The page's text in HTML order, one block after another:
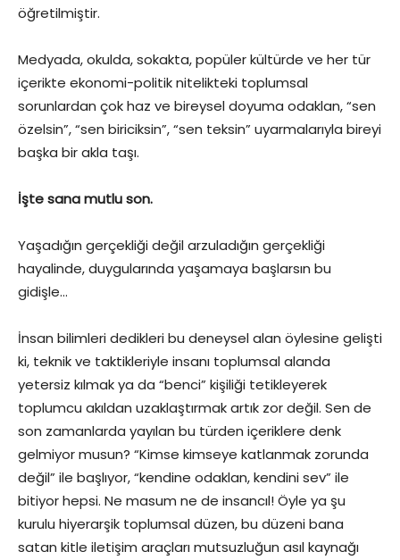
öğretilmiştir.
Medyada, okulda, sokakta, popüler kültürde ve her tür
içerikte ekonomi-politik nitelikteki toplumsal
sorunlardan çok haz ve bireysel doyuma odaklan, “sen
özelsin”, “sen biriciksin”, “sen teksin” uyarmalarıyla bireyi
başka bir akla taşı.
İşte sana mutlu son.
Yaşadığın gerçekliği değil arzuladığın gerçekliği
hayalinde, duygularında yaşamaya başlarsın bu
gidişle…
İnsan bilimleri dedikleri bu deneysel alan öylesine gelişti
ki, teknik ve taktikleriyle insanı toplumsal alanda
yetersiz kılmak ya da “benci” kişiliği tetikleyerek
toplumcu akıldan uzaklaştırmak artık zor değil. Sen de
son zamanlarda yayılan bu türden içeriklere denk
gelmiyor musun? “Kimse kimseye katlanmak zorunda
değil” ile başlıyor, “kendine odaklan, kendini sev” ile
bitiyor hepsi. Ne masum ne de insancıl! Öyle ya şu
kurulu hiyerarşik toplumsal düzen, bu düzeni bana
satan kitle iletişim araçları mutsuzluğun asıl kaynağı